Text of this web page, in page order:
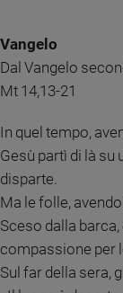
Foto
Video
Vangelo
Dal Vangelo
Mt 14,13-21
In quel tempo,
Gesù partì di là su
disparte.
Ma le folle,
Sceso dalla
compassione per
Sul far della sera,